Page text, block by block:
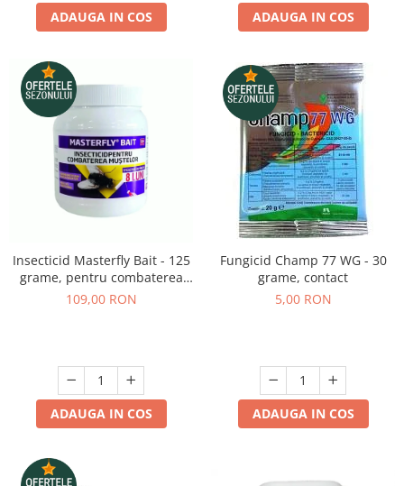
ADAUGA IN COS ADAUGA IN COS
Insecticid Masterfly Bait - 125
grame, pentru combaterea
mustelor
109,00 RON
ADAUGA IN COS
Fungicid Champ 77 WG - 30
grame, contact
5,00 RON
ADAUGA IN COS